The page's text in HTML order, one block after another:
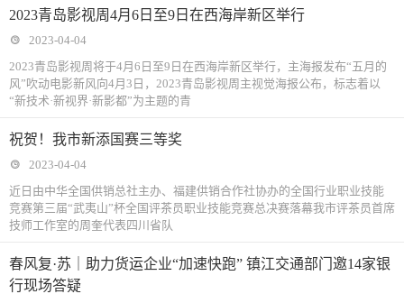
2023青岛影视周4月6日至9日在西海岸新区举行
2023-04-04
2023青岛影视周将于4月6日至9日在西海岸新区举行，主海报发布“五月的
风”吹动电影新风向4月3日，2023青岛影视周主视觉海报公布，标志着以
“新技术·新视界·新影都”为主题的青
祝贺！我市新添国赛三等奖
2023-04-04
近日由中华全国供销总社主办、福建供销合作社协办的全国行业职业技能
竞赛第三届“武夷山”杯全国评茶员职业技能竞赛总决赛落幕我市评茶员首席
技师工作室的周奎代表四川省队
春风复·苏｜助力货运企业“加速快跑” 镇江交通部门邀14家银
行现场答疑